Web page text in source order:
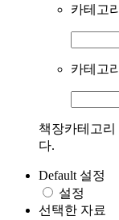
카테고리
카테고리
책장카테고리
다.
Default 설정
설정
선택한 자료